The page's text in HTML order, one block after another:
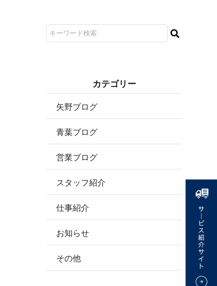
カ テ ゴ リ ー
矢野ブログ
青葉ブログ
営業ブログ
スタッフ紹介
仕事紹介
お知らせ
その他